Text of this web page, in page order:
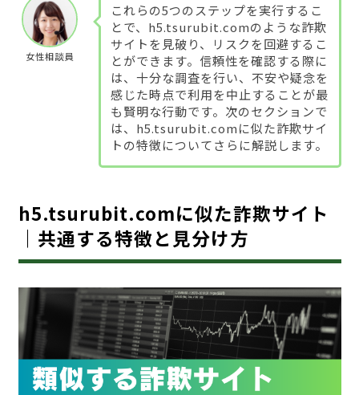
女性相談員
これらの5つのステップを実行するこ
とで、h5.tsurubit.comのような詐欺
サイトを見破り、リスクを回避するこ
とができます。信頼性を確認する際に
は、十分な調査を行い、不安や疑念を
感じた時点で利用を中止することが最
も賢明な行動です。次のセクションで
は、h5.tsurubit.comに似た詐欺サイ
トの特徴についてさらに解説します。
h5.tsurubit.comに似た詐欺サイト
｜共通する特徴と見分け方